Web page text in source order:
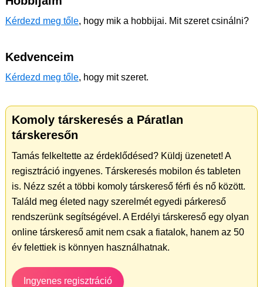
Kérdezd meg tőle, hogy mik a hobbijai. Mit szeret csinálni?
Kedvenceim
Kérdezd meg tőle, hogy mit szeret.
Komoly társkeresés a Páratlan
társkeresőn
Tamás felkeltette az érdeklődésed? Küldj üzenetet! A
regisztráció ingyenes. Társkeresés mobilon és tableten
is. Nézz szét a többi komoly társkereső férfi és nő között.
Találd meg életed nagy szerelmét egyedi párkereső
rendszerünk segítségével. A Erdélyi társkereső egy olyan
online társkereső amit nem csak a fiatalok, hanem az 50
év felettiek is könnyen használhatnak.
Ingyenes regisztráció